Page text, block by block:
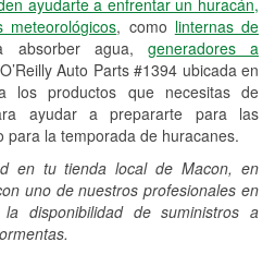
, como linternas de
absorber agua, generadores a
Auto Parts #1394 ubicada en
los productos que necesitas de
ayudar a prepararte para las
para la temporada de huracanes.
en tu tienda local de Macon, en
uno de nuestros profesionales en
disponibilidad de suministros a